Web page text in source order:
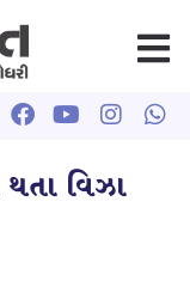
થતા વિઝા